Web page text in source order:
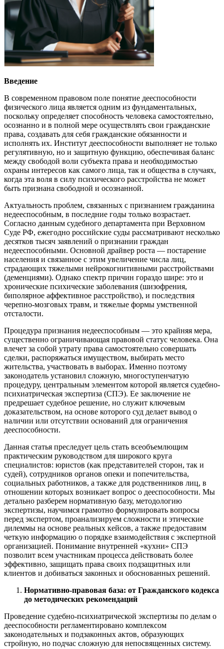
Введение
В современном правовом поле понятие дееспособности
физического лица является одним из фундаментальных,
поскольку определяет способность человека самостоятельно,
осознанно и в полной мере осуществлять свои гражданские
права, создавать для себя гражданские обязанности и
исполнять их. Институт дееспособности выполняет не только
регулятивную, но и защитную функцию, обеспечивая баланс
между свободой воли субъекта права и необходимостью
охраны интересов как самого лица, так и общества в случаях,
когда эта воля в силу психического расстройства не может
быть признана свободной и осознанной.
Актуальность проблем, связанных с признанием гражданина
недееспособным, в последние годы только возрастает.
Согласно данным судебного департамента при Верховном
Суде РФ, ежегодно российские суды рассматривают несколько
десятков тысяч заявлений о признании граждан
недееспособными. Основной драйвер роста — постарение
населения и связанное с этим увеличение числа лиц,
страдающих тяжелыми нейрокогнитивными расстройствами
(деменциями). Однако спектр причин гораздо шире: это и
хронические психические заболевания (шизофрения,
биполярное аффективное расстройство), и последствия
черепно-мозговых травм, и тяжелые формы умственной
отсталости.
Процедура признания недееспособным — это крайняя мера,
существенно ограничивающая правовой статус человека. Она
влечет за собой утрату права самостоятельно совершать
сделки, распоряжаться имуществом, выбирать место
жительства, участвовать в выборах. Именно поэтому
законодатель установил сложную, многоступенчатую
процедуру, центральным элементом которой является судебно-
психиатрическая экспертиза (СПЭ). Ее заключение не
предрешает судебное решение, но служит ключевым
доказательством, на основе которого суд делает вывод о
наличии или отсутствии оснований для ограничения
дееспособности.
Данная статья преследует цель стать всеобъемлющим
практическим руководством для широкого круга
специалистов: юристов (как представителей сторон, так и
судей), сотрудников органов опеки и попечительства,
социальных работников, а также для родственников лиц, в
отношении которых возникает вопрос о дееспособности. Мы
детально разберем нормативную базу, методологию
экспертизы, научимся грамотно формулировать вопросы
перед экспертом, проанализируем сложности и этические
дилеммы на основе реальных кейсов, а также предоставим
четкую информацию о порядке взаимодействия с экспертной
организацией. Понимание внутренней «кухни» СПЭ
позволит всем участникам процесса действовать более
эффективно, защищать права своих подзащитных или
клиентов и добиваться законных и обоснованных решений.
Нормативно-правовая база: от Гражданского кодекса
до методических рекомендаций
Проведение судебно-психиатрической экспертизы по делам о
дееспособности регламентировано комплексом
законодательных и подзаконных актов, образующих
стройную, но подчас сложную для непосвященных систему.